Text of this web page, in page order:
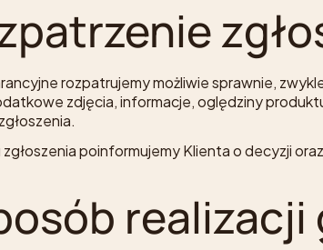
rozpatrujemy możliwie sprawnie,
zdjęcia, informacje, oględziny
poinformujemy Klienta o decyzji